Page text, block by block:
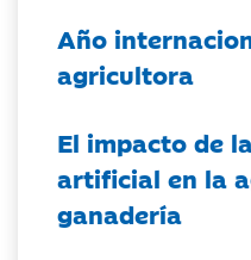
Año
agricultora
El impacto de
artificial en la
ganadería